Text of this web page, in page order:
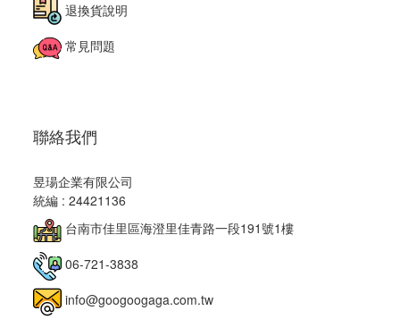
退換貨說明
常見問題
聯絡我們
昱瑒企業有限公司
統編 : 24421136
台南市佳里區海澄里佳青路一段191號1樓
06-721-3838
info@googoogaga.com.tw